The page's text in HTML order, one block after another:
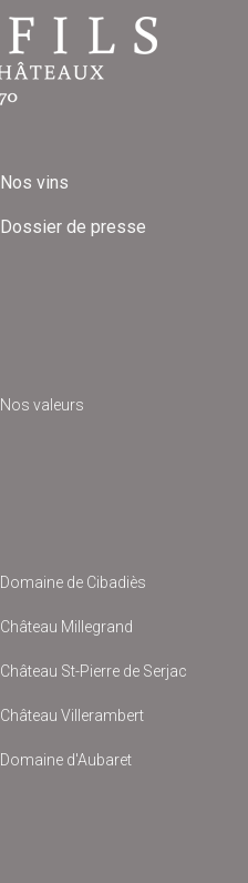
Nos vins
Dossier de presse
Nos valeurs
Domaine de Cibadiès
Château Millegrand
Château St-Pierre de Serjac
Château Villerambert
Domaine d'Aubaret